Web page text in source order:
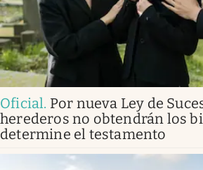
Oficial. Por nueva Ley de
herederos no obtendrán los
determine el testamento